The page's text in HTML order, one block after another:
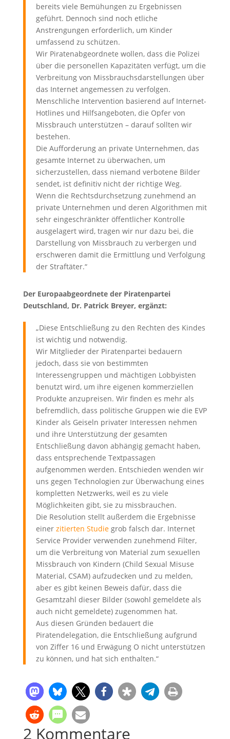
bereits viele Bemühungen zu Ergebnissen
geführt. Dennoch sind noch etliche
Anstrengungen erforderlich, um Kinder
umfassend zu schützen.
Wir Piratenabgeordnete wollen, dass die Polizei
über die personellen Kapazitäten verfügt, um die
Verbreitung von Missbrauchsdarstellungen über
das Internet angemessen zu verfolgen.
Menschliche Intervention basierend auf Internet-
Hotlines und Hilfsangeboten, die Opfer von
Missbrauch unterstützen – darauf sollten wir
bestehen.
Die Aufforderung an private Unternehmen, das
gesamte Internet zu überwachen, um
sicherzustellen, dass niemand verbotene Bilder
sendet, ist definitiv nicht der richtige Weg.
Wenn die Rechtsdurchsetzung zunehmend an
private Unternehmen und deren Algorithmen mit
sehr eingeschränkter öffentlicher Kontrolle
ausgelagert wird, tragen wir nur dazu bei, die
Darstellung von Missbrauch zu verbergen und
erschweren damit die Ermittlung und Verfolgung
der Straftäter.“
Der Europaabgeordnete der Piratenpartei
Deutschland, Dr. Patrick Breyer, ergänzt:
„Diese Entschließung zu den Rechten des Kindes
ist wichtig und notwendig.
Wir Mitglieder der Piratenpartei bedauern
jedoch, dass sie von bestimmten
Interessengruppen und mächtigen Lobbyisten
benutzt wird, um ihre eigenen kommerziellen
Produkte anzupreisen. Wir finden es mehr als
befremdlich, dass politische Gruppen wie die EVP
Kinder als Geiseln privater Interessen nehmen
und ihre Unterstützung der gesamten
Entschließung davon abhängig gemacht haben,
dass entsprechende Textpassagen
aufgenommen werden. Entschieden wenden wir
uns gegen Technologien zur Überwachung eines
kompletten Netzwerks, weil es zu viele
Möglichkeiten gibt, sie zu missbrauchen.
Die Resolution stellt außerdem die Ergebnisse
einer zitierten Studiegrob falsch dar. Internet
Service Provider verwenden zunehmend Filter,
um die Verbreitung von Material zum sexuellen
Missbrauch von Kindern (Child Sexual Misuse
Material, CSAM) aufzudecken und zu melden,
aber es gibt keinen Beweis dafür, dass die
Gesamtzahl dieser Bilder (sowohl gemeldete als
auch nicht gemeldete) zugenommen hat.
Aus diesen Gründen bedauert die
Piratendelegation, die Entschließung aufgrund
von Ziffer 16 und Erwägung O nicht unterstützen
zu können, und hat sich enthalten.“
2 Kommentare